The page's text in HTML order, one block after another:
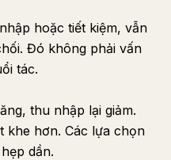
hoặc tiết kiệm, vẫn
Đó không phải vấn
tác.
thu nhập lại giảm.
khe hơn. Các lựa chọn
dần.